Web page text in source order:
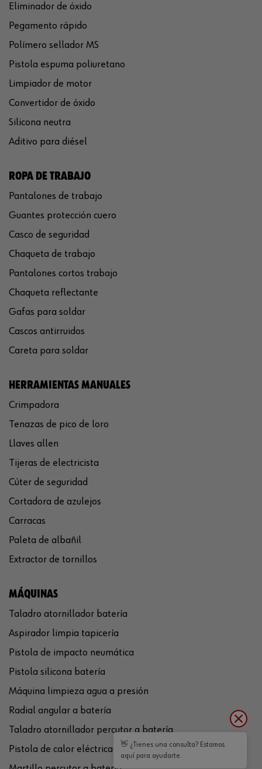
Eliminador de óxido
Pegamento rápido
Polímero sellador MS
Pistola espuma poliuretano
Limpiador de motor
Convertidor de óxido
Silicona neutra
Aditivo para diésel
ROPA DE TRABAJO
Pantalones de trabajo
Guantes protección cuero
Casco de seguridad
Chaqueta de trabajo
Pantalones cortos trabajo
Chaqueta reflectante
Gafas para soldar
Cascos antirruidos
Careta para soldar
HERRAMIENTAS MANUALES
Crimpadora
Tenazas de pico de loro
Llaves allen
Tijeras de electricista
Cúter de seguridad
Cortadora de azulejos
Carracas
Paleta de albañil
Extractor de tornillos
MÁQUINAS
Taladro atornillador batería
Aspirador limpia tapicería
Pistola de impacto neumática
Pistola silicona batería
Máquina limpieza agua a presión
Radial angular a batería
Taladro atornillador percutor a batería
Pistola de calor eléctrica
👋 ¿Tienes una consulta? Estamos
aquí para ayudarte.